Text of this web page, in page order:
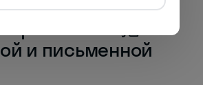
"把" в
и письменной